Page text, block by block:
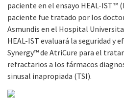
paciente en el ensayo HEAL-IST™
paciente fue tratado por los
Asmundis en el Hospital
HEAL-IST evaluará la seguridad y
Synergy™ de AtriCure para el
refractarios a los fármacos
sinusal inapropiada (TSI).